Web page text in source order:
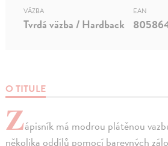
O TITULE
Zápisník má modrou plátěnou
několika oddílů pomocí barevných
VÄZBA
Tvrdá väzba / Hardback
EAN